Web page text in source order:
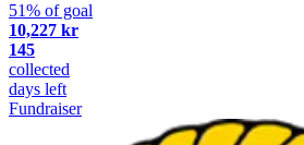
51% of goal
10,227 kr
145
collected
days left
Fundraiser